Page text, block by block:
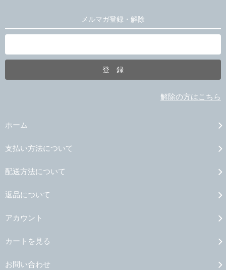
メルマガ登録・解除
解除の方はこちら
ホーム
支払い方法について
配送方法について
返品について
アカウント
カートを見る
お問い合わせ